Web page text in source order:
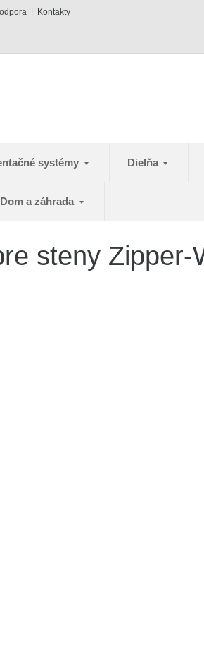
Kontakty
systémy Dielňa
Dom a záhrada
steny Zipper-